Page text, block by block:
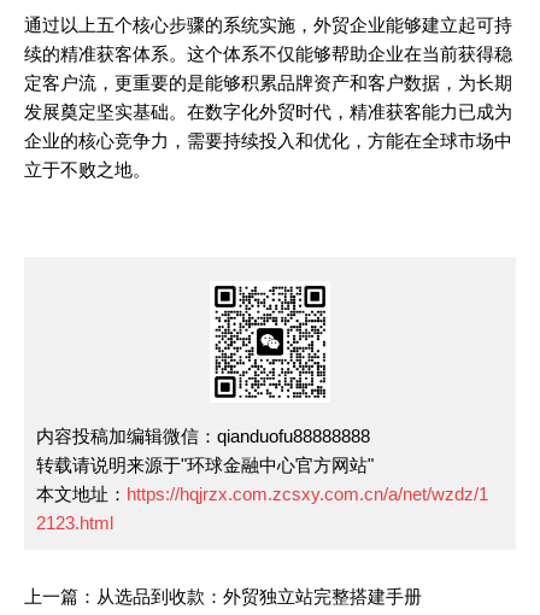
通过以上五个核心步骤的系统实施，外贸企业能够建立起可持
续的精准获客体系。这个体系不仅能够帮助企业在当前获得稳
定客户流，更重要的是能够积累品牌资产和客户数据，为长期
发展奠定坚实基础。在数字化外贸时代，精准获客能力已成为
企业的核心竞争力，需要持续投入和优化，方能在全球市场中
立于不败之地。
内容投稿加编辑微信：qianduofu88888888
转载请说明来源于"环球金融中心官方网站"
本文地址： https://hqjrzx.com.zcsxy.com.cn/a/net/wzdz/1
2123.html
上一篇：从选品到收款：外贸独立站完整搭建手册